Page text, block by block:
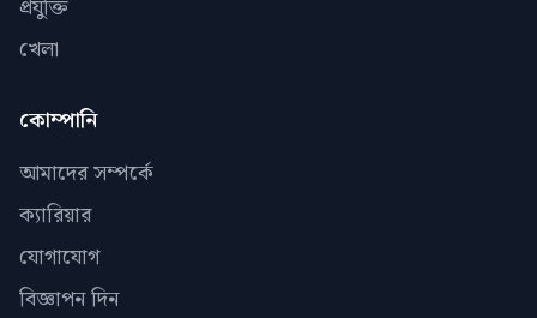
প্রযুক্তি
খেলা
কোম্পানি
আমাদের সম্পর্কে
ক্যারিয়ার
যোগাযোগ
বিজ্ঞাপন দিন